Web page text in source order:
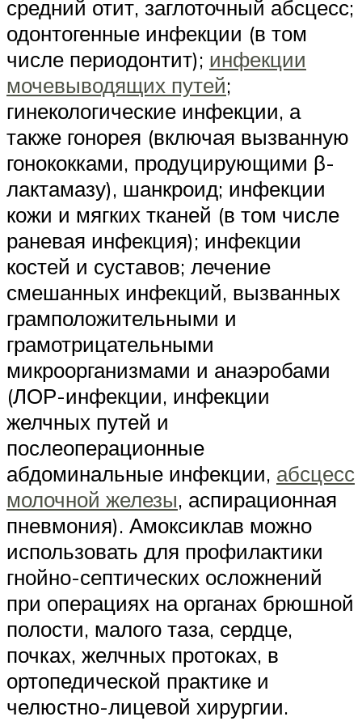
средний отит, заглоточный абсцесс;
одонтогенные инфекции (в том
числе периодонтит); инфекции
мочевыводящих путей;
гинекологические инфекции, а
также гонорея (включая вызванную
гонококками, продуцирующими β-
лактамазу), шанкроид; инфекции
кожи и мягких тканей (в том числе
раневая инфекция); инфекции
костей и суставов; лечение
смешанных инфекций, вызванных
грамположительными и
грамотрицательными
микроорганизмами и анаэробами
(ЛОР-инфекции, инфекции
желчных путей и
послеоперационные
абдоминальные инфекции, абсцесс
молочной железы, аспирационная
пневмония). Амоксиклав можно
использовать для профилактики
гнойно-септических осложнений
при операциях на органах брюшной
полости, малого таза, сердце,
почках, желчных протоках, в
ортопедической практике и
челюстно-лицевой хирургии.